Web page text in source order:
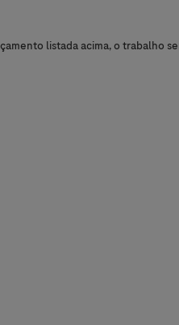
listada acima, o trabalho